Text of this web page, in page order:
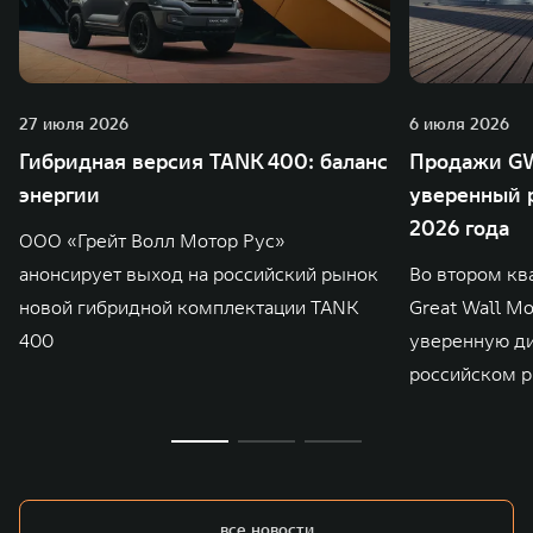
27 июля 2026
Гибридная версия TANK 400: баланс
энергии
ООО «Грейт Волл Мотор Рус»
анонсирует выход на российский рынок
новой гибридной комплектации TANK
400
6 июля 2026
Продажи
уверенный
2026 года
Во втором
Great Wall
уверенную
российском